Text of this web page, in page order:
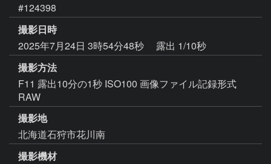
#124398
撮影日時
2025年7月24日 3時54分48秒
露出 1/10秒
撮影方法
F11 露出10分の1秒 ISO100 画像ファイル記録形式
RAW
撮影地
北海道石狩市花川南
撮影機材